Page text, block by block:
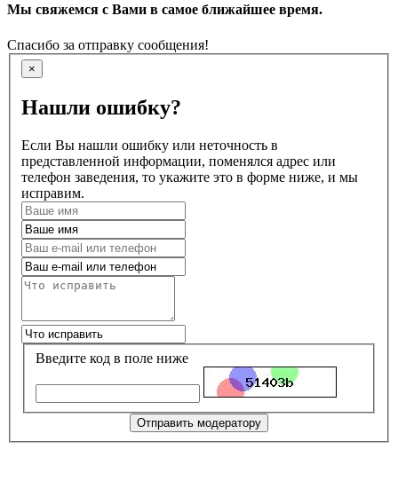
Мы свяжемся с Вами в самое ближайшее время.
Спасибо за отправку сообщения!
×
Нашли ошибку?
Если Вы нашли ошибку или неточность в
представленной информации, поменялся адрес или
телефон заведения, то укажите это в форме ниже, и мы
исправим.
Введите код в поле ниже
Отправить модератору